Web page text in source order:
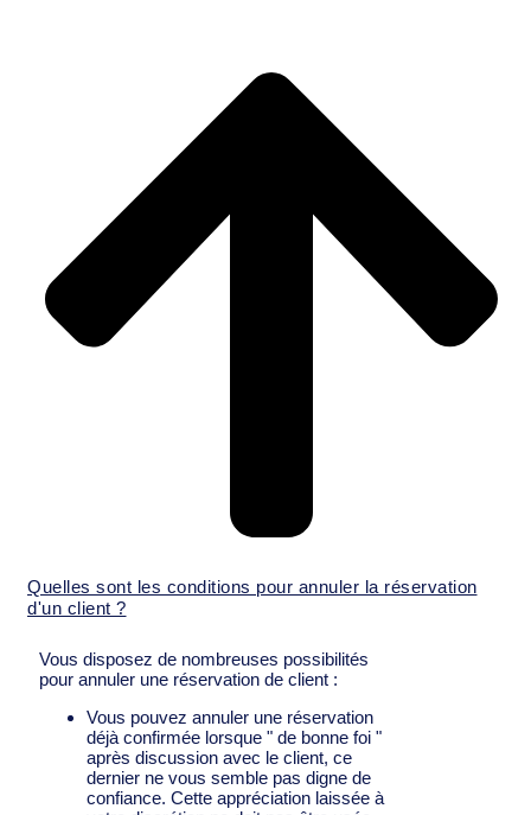
Quelles sont les conditions pour annuler la réservation
d'un client ?
Vous disposez de nombreuses possibilités
pour annuler une réservation de client :
Vous pouvez annuler une réservation
déjà confirmée lorsque " de bonne foi "
après discussion avec le client, ce
dernier ne vous semble pas digne de
confiance. Cette appréciation laissée à